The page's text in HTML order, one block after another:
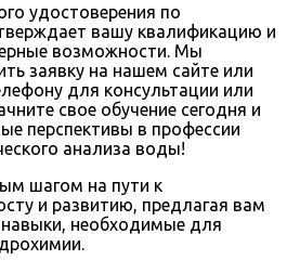
удостоверения по
вашу квалификацию и
возможности. Мы
заявку на нашем сайте или
для консультации или
свое обучение сегодня и
перспективы в профессии
анализа воды!
шагом на пути к
и развитию, предлагая вам
необходимые для